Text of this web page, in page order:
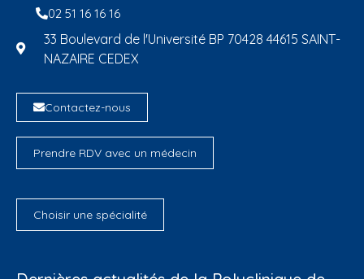
02 51 16 16 16
33 Boulevard de l'Université BP 70428 44615 SAINT-
NAZAIRE CEDEX
Contactez-nous
Prendre RDV avec un médecin
Choisir une spécialité